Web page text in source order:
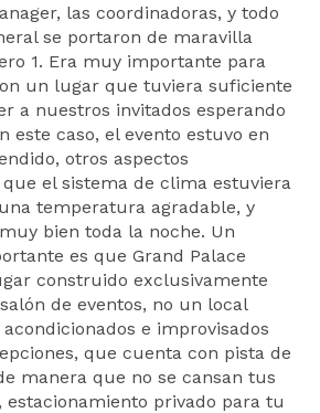
las coordinadoras, y todo
se portaron de maravilla
1. Era muy importante para
un lugar que tuviera suficiente
a nuestros invitados esperando
este caso, el evento estuvo en
otros aspectos
el sistema de clima estuviera
temperatura agradable, y
bien toda la noche. Un
es que Grand Palace
construido exclusivamente
de eventos, no un local
e improvisados
que cuenta con pista de
manera que no se cansan tus
estacionamiento privado para tu